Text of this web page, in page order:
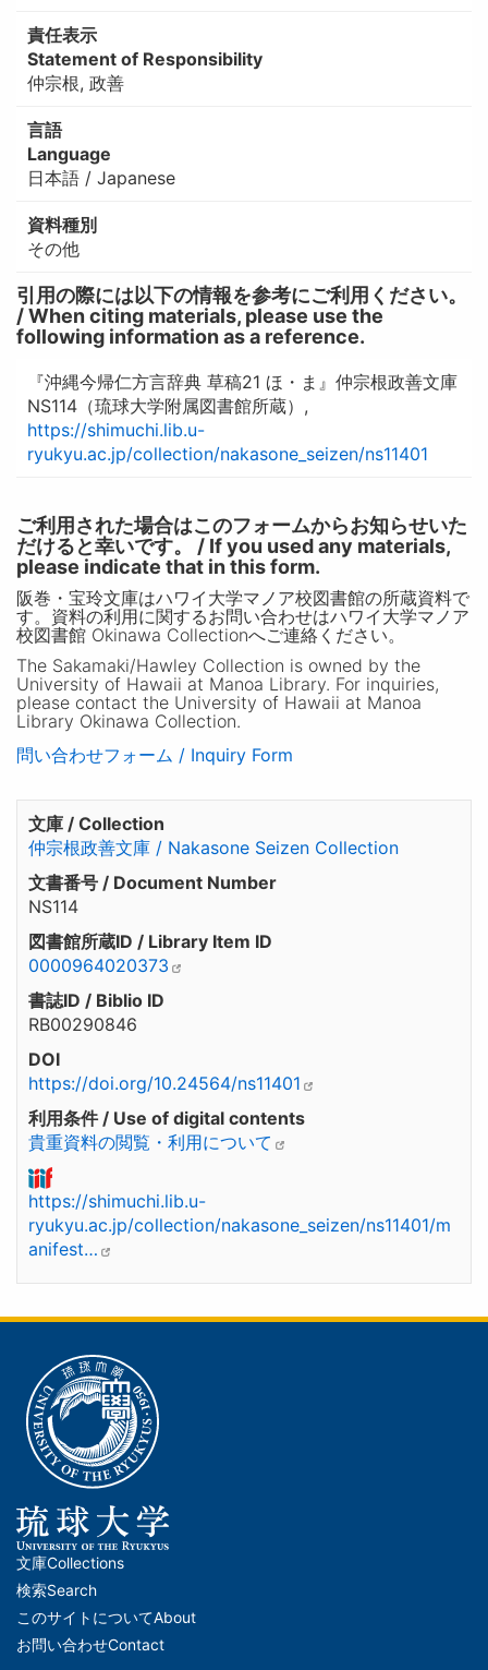
責任表示
Statement of Responsibility
仲宗根, 政善
言語
Language
日本語 / Japanese
資料種別
その他
引用の際には以下の情報を参考にご利用ください。
/ When citing materials, please use the
following information as a reference.
『沖縄今帰仁方言辞典 草稿21 ほ・ま』仲宗根政善文庫
NS114（琉球大学附属図書館所蔵）,
https://shimuchi.lib.u-
ryukyu.ac.jp/collection/nakasone_seizen/ns11401
ご利用された場合はこのフォームからお知らせいた
だけると幸いです。 / If you used any materials,
please indicate that in this form.
阪巻・宝玲文庫はハワイ大学マノア校図書館の所蔵資料で
す。資料の利用に関するお問い合わせはハワイ大学マノア
校図書館 Okinawa Collectionへご連絡ください。
The Sakamaki/Hawley Collection is owned by the
University of Hawaii at Manoa Library. For inquiries,
please contact the University of Hawaii at Manoa
Library Okinawa Collection.
問い合わせフォーム / Inquiry Form
文庫 / Collection
仲宗根政善文庫 / Nakasone Seizen Collection
文書番号 / Document Number
NS114
図書館所蔵ID / Library Item ID
0000964020373
書誌ID / Biblio ID
RB00290846
DOI
https://doi.org/10.24564/ns11401
利用条件 / Use of digital contents
貴重資料の閲覧・利用について
https://shimuchi.lib.u-
ryukyu.ac.jp/collection/nakasone_seizen/ns11401/m
anifest…
メ
イ
ン
文庫Collections
検索Search
このサイトについてAbout
お問い合わせContact